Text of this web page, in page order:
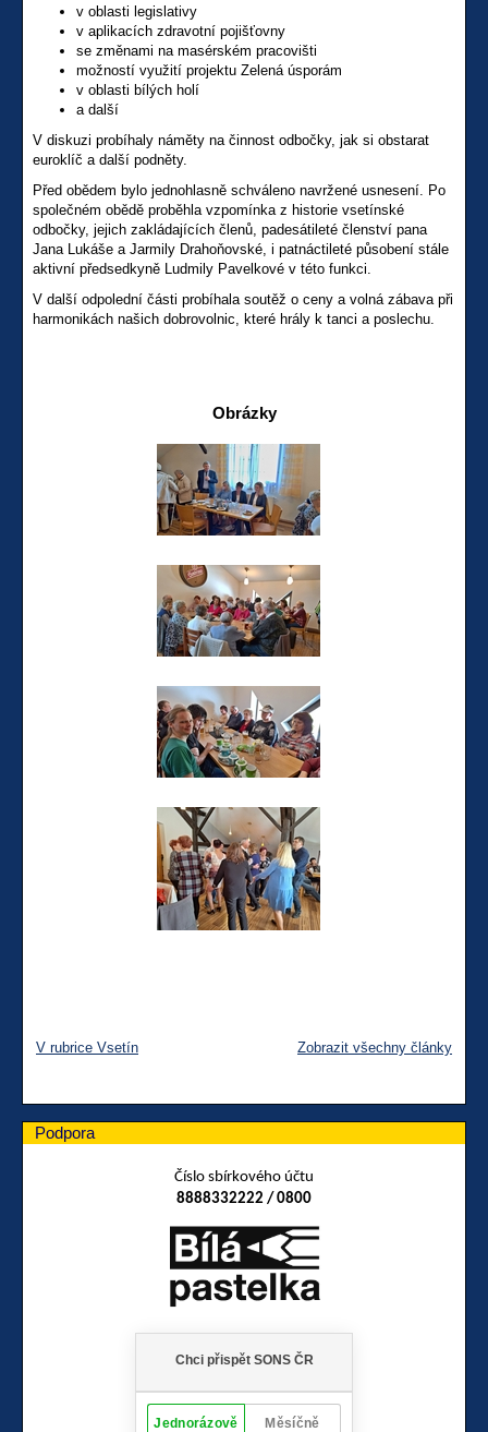
v oblasti legislativy
v aplikacích zdravotní pojišťovny
se změnami na masérském pracovišti
možností využití projektu Zelená úsporám
v oblasti bílých holí
a další
V diskuzi probíhaly náměty na činnost odbočky, jak si obstarat
euroklíč a další podněty.
Před obědem bylo jednohlasně schváleno navržené usnesení. Po
společném obědě proběhla vzpomínka z historie vsetínské
odbočky, jejich zakládajících členů, padesátileté členství pana
Jana Lukáše a Jarmily Drahoňovské, i patnáctileté působení stále
aktivní předsedkyně Ludmily Pavelkové v této funkci.
V další odpolední části probíhala soutěž o ceny a volná zábava při
harmonikách našich dobrovolnic, které hrály k tanci a poslechu.
Obrázky
V rubrice Vsetín Zobrazit všechny články
Podpora
Číslo sbírkového účtu
8888332222 / 0800